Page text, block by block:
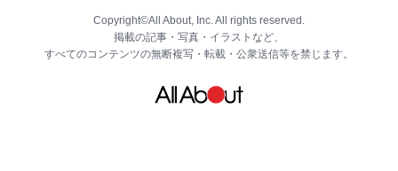
Copyright©All About, Inc. All rights reserved.
掲載の記事・写真・イラストなど、
すべてのコンテンツの無断複写・転載・公衆送信等を禁じます。